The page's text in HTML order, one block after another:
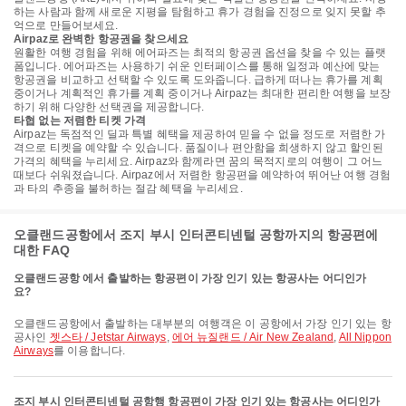
하는 사람과 함께 새로운 지평을 탐험하고 휴가 경험을 진정으로 잊지 못할 추
억으로 만들어보세요.
Airpaz로 완벽한 항공권을 찾으세요
원활한 여행 경험을 위해 에어파즈는 최적의 항공권 옵션을 찾을 수 있는 플랫
폼입니다. 에어파즈는 사용하기 쉬운 인터페이스를 통해 일정과 예산에 맞는
항공권을 비교하고 선택할 수 있도록 도와줍니다. 급하게 떠나는 휴가를 계획
중이거나 계획적인 휴가를 계획 중이거나 Airpaz는 최대한 편리한 여행을 보장
하기 위해 다양한 선택권을 제공합니다.
타협 없는 저렴한 티켓 가격
Airpaz는 독점적인 딜과 특별 혜택을 제공하여 믿을 수 없을 정도로 저렴한 가
격으로 티켓을 예약할 수 있습니다. 품질이나 편안함을 희생하지 않고 할인된
가격의 혜택을 누리세요. Airpaz와 함께라면 꿈의 목적지로의 여행이 그 어느
때보다 쉬워졌습니다. Airpaz에서 저렴한 항공편을 예약하여 뛰어난 여행 경험
과 타의 추종을 불허하는 절감 혜택을 누리세요.
오클랜드공항에서 조지 부시 인터콘티넨털 공항까지의 항공편에
대한 FAQ
오클랜드공항 에서 출발하는 항공편이 가장 인기 있는 항공사는 어디인가
요?
오클랜드공항에서 출발하는 대부분의 여행객은 이 공항에서 가장 인기 있는 항
공사인 젯스타 / Jetstar Airways, 에어 뉴질랜드 / Air New Zealand , All Nippon
Airways를 이용합니다.
조지 부시 인터콘티넨털 공항행 항공편이 가장 인기 있는 항공사는 어디인가